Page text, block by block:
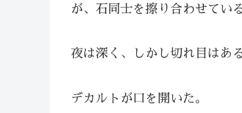
が、石同士を擦り合わせている
夜は深く、しかし切れ目はあ
デカルトが口を開いた。